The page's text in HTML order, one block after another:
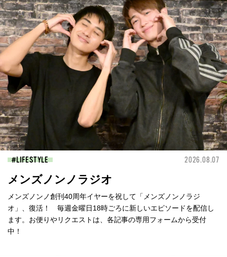
LIFESTYLE 2026.08.07
メンズノンノラジオ
メンズノンノ創刊40周年イヤーを祝して「メンズノンノラジ
オ」、復活！ 毎週金曜日18時ごろに新しいエピソードを配信し
ます。お便りやリクエストは、各記事の専用フォームから受付
中！